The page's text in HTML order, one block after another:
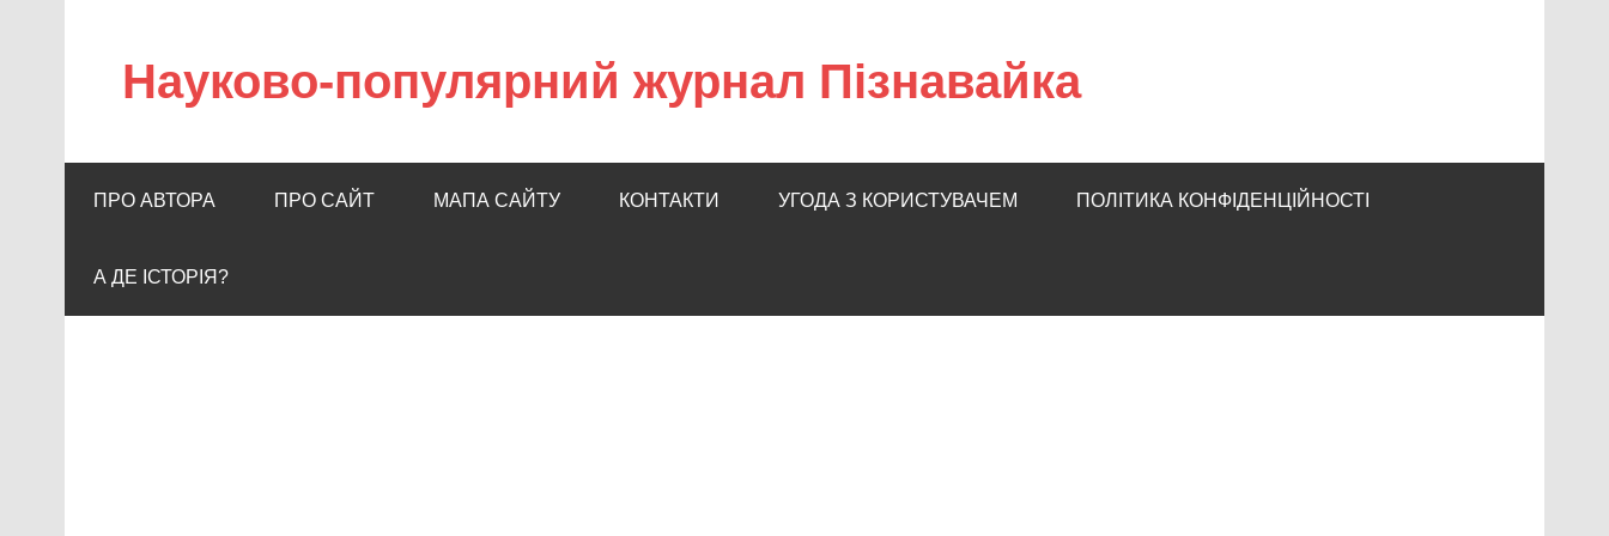
Науково-популярний журнал Пізнавайка
ПРО АВТОРА ПРО САЙТ МАПА САЙТУ КОНТАКТИ УГОДА З КОРИСТУВАЧЕМ ПОЛІТИКА КОНФІДЕНЦІЙНОСТІ
А ДЕ ІСТОРІЯ?